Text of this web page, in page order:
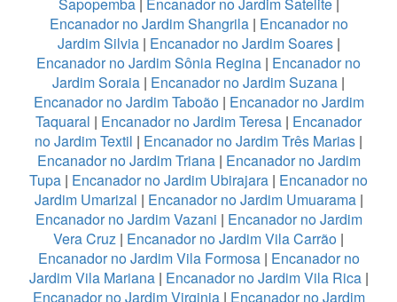
Encanador no Jardim Shangrila| Encanador no
Jardim Silvia| Encanador no Jardim Soares|
Encanador no Jardim Sônia Regina | Encanador no
Jardim Soraia | Encanador no Jardim Suzana |
Encanador no Jardim Taboão| Encanador no Jardim
Taquaral | Encanador no Jardim Teresa | Encanador
no Jardim Textil | Encanador no Jardim Três Marias |
Encanador no Jardim Triana| Encanador no Jardim
Tupa | Encanador no Jardim Ubirajara | Encanador no
Jardim Umarizal | Encanador no Jardim Umuarama|
Encanador no Jardim Vazani | Encanador no Jardim
Vera Cruz | Encanador no Jardim Vila Carrão |
Encanador no Jardim Vila Formosa| Encanador no
Jardim Vila Mariana| Encanador no Jardim Vila Rica|
Encanador no Jardim Virginia| Encanador no Jardim